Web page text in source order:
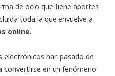
de ocio que tiene aportes
toda la que envuelve a
online.
han pasado de
convertirse en un fenómeno